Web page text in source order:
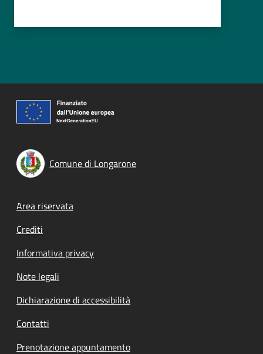
Comune di Longarone
Footer menu
Area riservata
Crediti
Informativa privacy
Note legali
Dichiarazione di accessibilità
Contatti
Prenotazione appuntamento